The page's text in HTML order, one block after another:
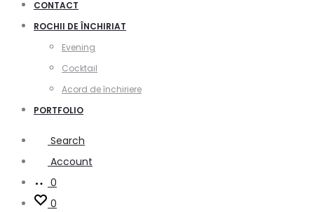
CONTACT
ROCHII DE ÎNCHIRIAT
Evening
Cocktail
Acord de închiriere
PORTFOLIO
Search
Account
0
0